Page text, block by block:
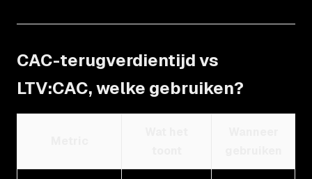
CAC-terugverdientijd vs
LTV:CAC, welke gebruiken?